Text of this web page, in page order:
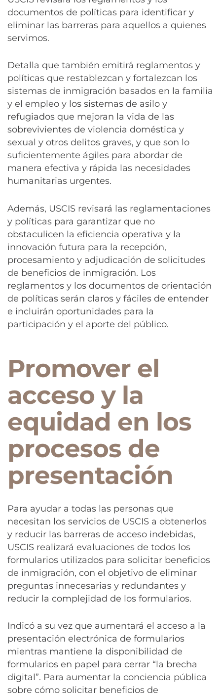
documentos de políticas para identificar y
eliminar las barreras para aquellos a quienes
servimos.
Detalla que también emitirá reglamentos y
políticas que restablezcan y fortalezcan los
sistemas de inmigración basados ​​en la familia
y el empleo y los sistemas de asilo y
refugiados que mejoran la vida de las
sobrevivientes de violencia doméstica y
sexual y otros delitos graves, y que son lo
suficientemente ágiles para abordar de
manera efectiva y rápida las necesidades
humanitarias urgentes.
Además, USCIS revisará las reglamentaciones
y políticas para garantizar que no
obstaculicen la eficiencia operativa y la
innovación futura para la recepción,
procesamiento y adjudicación de solicitudes
de beneficios de inmigración. Los
reglamentos y los documentos de orientación
de políticas serán claros y fáciles de entender
e incluirán oportunidades para la
participación y el aporte del público.
Promover el
acceso y la
equidad en los
procesos de
presentación
Para ayudar a todas las personas que
necesitan los servicios de USCIS a obtenerlos
y reducir las barreras de acceso indebidas,
USCIS realizará evaluaciones de todos los
formularios utilizados para solicitar beneficios
de inmigración, con el objetivo de eliminar
preguntas innecesarias y redundantes y
reducir la complejidad de los formularios.
Indicó a su vez que aumentará el acceso a la
presentación electrónica de formularios
mientras mantiene la disponibilidad de
formularios en papel para cerrar “la brecha
digital”. Para aumentar la conciencia pública
sobre cómo solicitar beneficios de